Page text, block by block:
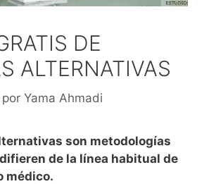
DE
ALTERNATIVAS
por Yama Ahmadi
son metodologías
de la línea habitual de
médico.